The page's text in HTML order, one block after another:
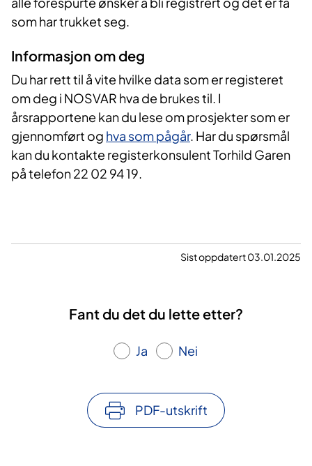
som har trukket seg.
Informasjon om deg
Du har rett til å vite hvilke data som er registeret
om deg i NOSVAR hva de brukes til. I
årsrapportene kan du lese om prosjekter som er
gjennomført og hva som pågår. Har du spørsmål
kan du kontakte registerkonsulent Torhild Garen
på telefon 22 02 94 19.
Sist oppdatert 03.01.2025
Fant du det du lette etter?
Ja Nei
PDF-utskrift